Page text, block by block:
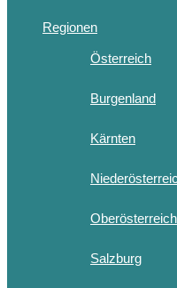
Regionen
Österreich
Burgenland
Kärnten
Oberösterreich
Salzburg